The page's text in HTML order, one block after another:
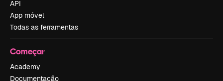
API
App móvel
Todas as ferramentas
Começar
Academy
Documentação